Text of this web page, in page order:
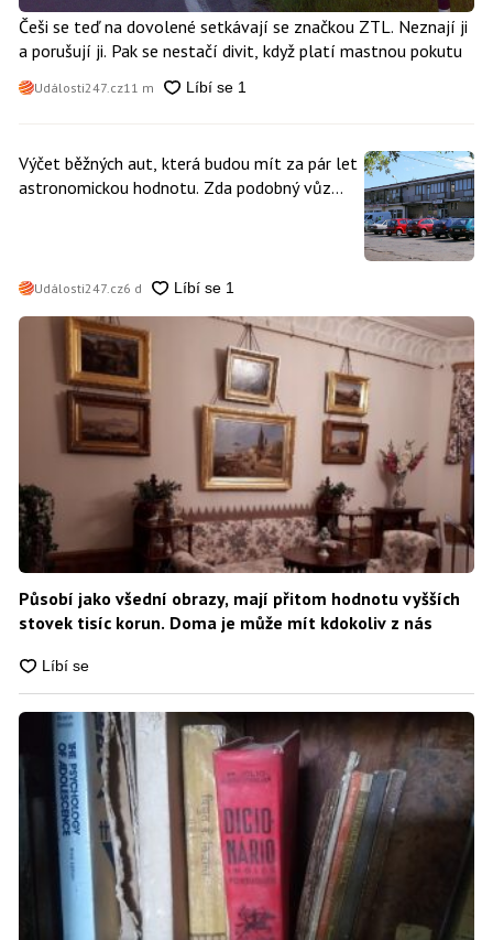
Češi se teď na dovolené setkávají se značkou ZTL. Neznají ji
a porušují ji. Pak se nestačí divit, když platí mastnou pokutu
Události247.cz11 m
Výčet běžných aut, která budou mít za pár let
astronomickou hodnotu. Zda podobný vůz
Události247.cz6 d
Působí jako všední obrazy, mají přitom hodnotu vyšších
stovek tisíc korun. Doma je může mít kdokoliv z nás